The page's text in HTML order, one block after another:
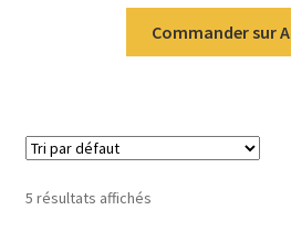
Commander sur
5 résultats affichés